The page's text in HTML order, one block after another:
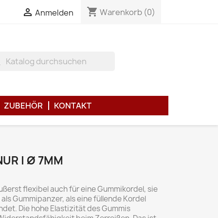
 Anmelden shopping_cart Warenkorb (0)
ZUBEHÖR KONTAKT
| Ø 7MM
flexibel auch für eine Gummikordel, sie
Gummipanzer, als eine füllende Kordel
Die hohe Elastizität des Gummis